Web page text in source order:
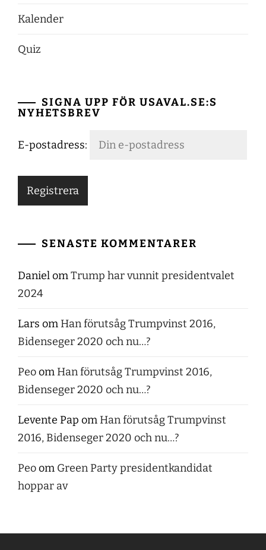
Kalender
Quiz
SIGNA UPP FÖR USAVAL.SE:S
NYHETSBREV
E-postadress:
SENASTE KOMMENTARER
DanielomTrump har vunnit presidentvalet
2024
Lars om Han förutsåg Trumpvinst 2016,
Bidenseger 2020 och nu…?
Peoom Han förutsåg Trumpvinst 2016,
Bidenseger 2020 och nu…?
Levente Pap om Han förutsåg Trumpvinst
2016, Bidenseger 2020 och nu…?
Peoom Green Party presidentkandidat
hoppar av